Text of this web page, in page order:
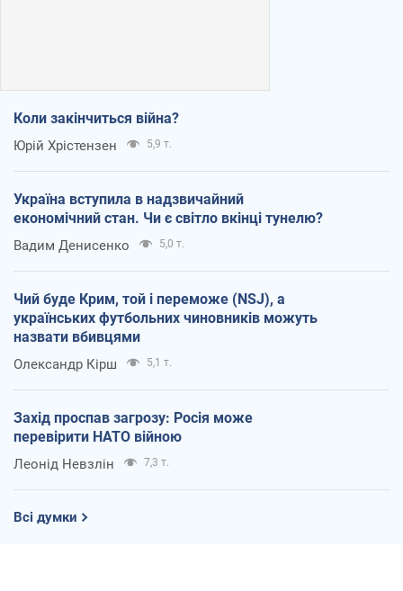
Коли закінчиться війна?
Юрій Хрістензен 5,9 т.
Україна вступила в надзвичайний
економічний стан. Чи є світло вкінці тунелю?
Вадим Денисенко 5,0 т.
Чий буде Крим, той і переможе (NSJ), а
українських футбольних чиновників можуть
назвати вбивцями
Олександр Кірш 5,1 т.
Захід проспав загрозу: Росія може
перевірити НАТО війною
Леонід Невзлін 7,3 т.
Всі думки